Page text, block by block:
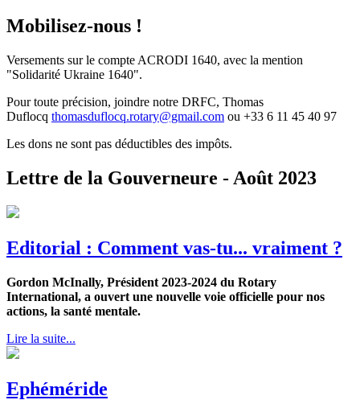
Mobilisez-nous !
Versements sur le compte ACRODI 1640, avec la mention
"Solidarité Ukraine 1640".
Pour toute précision, joindre notre DRFC, Thomas
Duflocq thomasduflocq.rotary@gmail.com ou ‭+33 6 11 45 40 97‬
Les dons ne sont pas déductibles des impôts.
Lettre de la Gouverneure - Août 2023
Editorial : Comment vas-tu... vraiment ?
Gordon McInally, Président 2023-2024 du Rotary
International, a ouvert une nouvelle voie officielle pour nos
actions, la santé mentale.
Lire la suite...
Ephéméride